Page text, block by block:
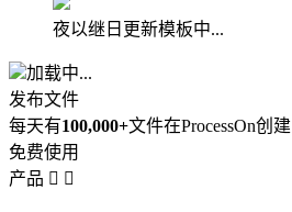
夜以继日更新模板中...
加载中...
发布文件
每天有100,000+文件在ProcessOn创建
免费使用
产品  